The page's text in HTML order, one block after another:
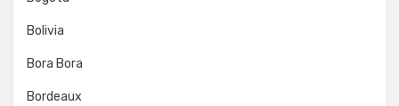
Bolivia
Bora Bora
Bordeaux